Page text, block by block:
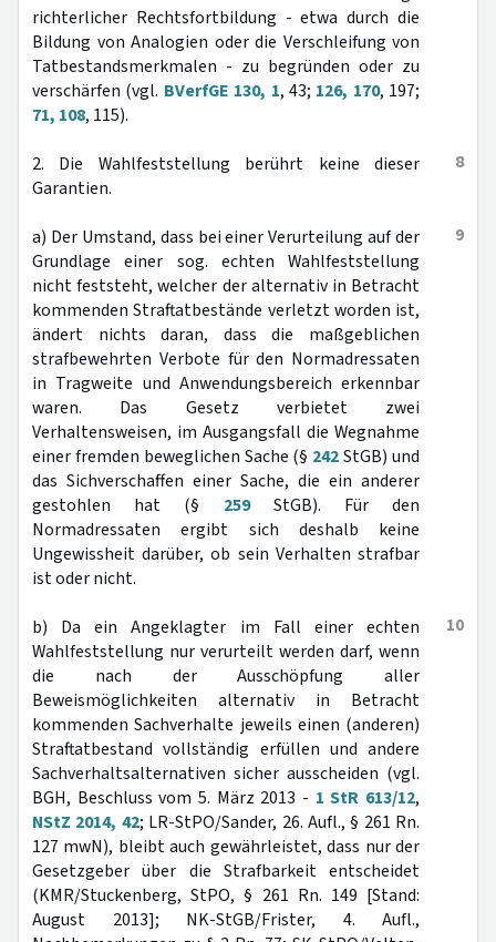
richterlicher Rechtsfortbildung - etwa durch die
Bildung von Analogien oder die Verschleifung von
Tatbestandsmerkmalen - zu begründen oder zu
verschärfen (vgl. BVerfGE 130, 1, 43; 126, 170, 197;
71, 108, 115).
8
2. Die Wahlfeststellung berührt keine dieser
Garantien.
9
a) Der Umstand, dass bei einer Verurteilung auf der
Grundlage einer sog. echten Wahlfeststellung
nicht feststeht, welcher der alternativ in Betracht
kommenden Straftatbestände verletzt worden ist,
ändert nichts daran, dass die maßgeblichen
strafbewehrten Verbote für den Normadressaten
in Tragweite und Anwendungsbereich erkennbar
waren. Das Gesetz verbietet zwei
Verhaltensweisen, im Ausgangsfall die Wegnahme
einer fremden beweglichen Sache (§ 242StGB) und
das Sichverschaffen einer Sache, die ein anderer
gestohlen hat (§ 259StGB). Für den
Normadressaten ergibt sich deshalb keine
Ungewissheit darüber, ob sein Verhalten strafbar
ist oder nicht.
10
b) Da ein Angeklagter im Fall einer echten
Wahlfeststellung nur verurteilt werden darf, wenn
die nach der Ausschöpfung aller
Beweismöglichkeiten alternativ in Betracht
kommenden Sachverhalte jeweils einen (anderen)
Straftatbestand vollständig erfüllen und andere
Sachverhaltsalternativen sicher ausscheiden (vgl.
BGH, Beschluss vom 5. März 2013 - 1 StR 613/12,
NStZ 2014, 42; LR-StPO/Sander, 26. Aufl., § 261 Rn.
127 mwN), bleibt auch gewährleistet, dass nur der
Gesetzgeber über die Strafbarkeit entscheidet
(KMR/Stuckenberg, StPO, § 261 Rn. 149 [Stand:
August 2013]; NK-StGB/Frister, 4. Aufl.,